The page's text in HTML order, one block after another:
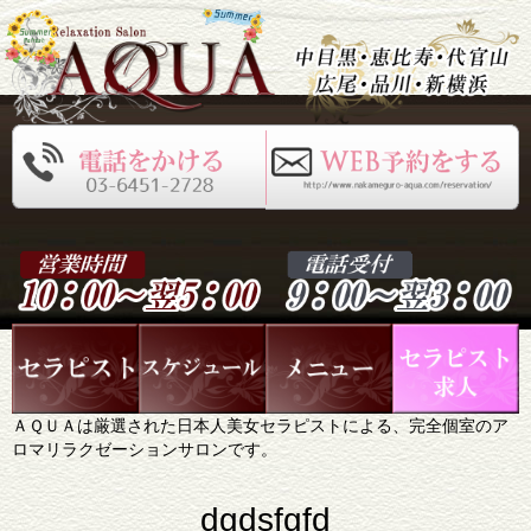
ＡＱＵＡは厳選された日本人美女セラピストによる、完全個室のア
ロマリラクゼーションサロンです。
dgdsfgfd